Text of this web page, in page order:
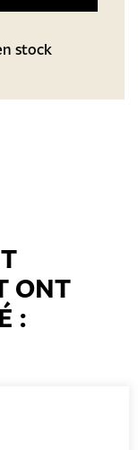
stock
ONT
: